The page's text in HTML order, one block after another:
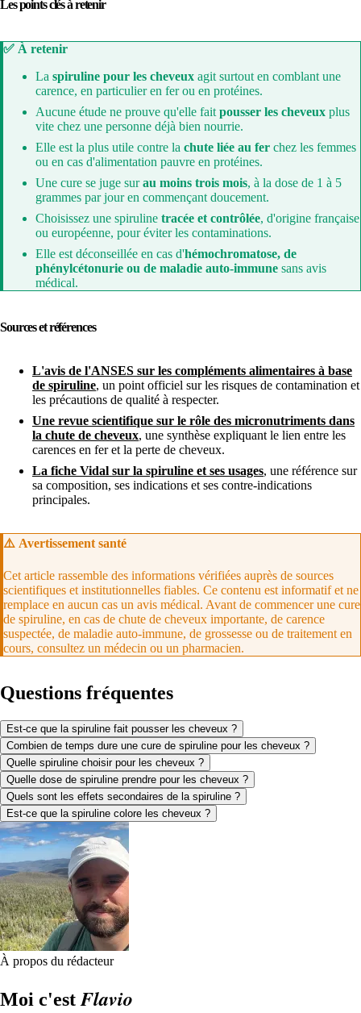
Les points clés à retenir
✅ À retenir
La spiruline pour les cheveux agit surtout en comblant une
carence, en particulier en fer ou en protéines.
Aucune étude ne prouve qu'elle fait pousser les cheveux plus
vite chez une personne déjà bien nourrie.
Elle est la plus utile contre la chute liée au fer chez les femmes
ou en cas d'alimentation pauvre en protéines.
Une cure se juge surau moins trois mois, à la dose de 1 à 5
grammes par jour en commençant doucement.
Choisissez une spiruline tracée et contrôlée, d'origine française
ou européenne, pour éviter les contaminations.
Elle est déconseillée en cas d'hémochromatose, de
phénylcétonurie ou de maladie auto-immune sans avis
médical.
Sources et références
L'avis de l'ANSES sur les compléments alimentaires à base
de spiruline, un point officiel sur les risques de contamination et
les précautions de qualité à respecter.
Une revue scientifique sur le rôle des micronutriments dans
la chute de cheveux, une synthèse expliquant le lien entre les
carences en fer et la perte de cheveux.
La fiche Vidal sur la spiruline et ses usages, une référence sur
sa composition, ses indications et ses contre-indications
principales.
⚠️ Avertissement santé
Cet article rassemble des informations vérifiées auprès de sources
scientifiques et institutionnelles fiables. Ce contenu est informatif et ne
remplace en aucun cas un avis médical. Avant de commencer une cure
de spiruline, en cas de chute de cheveux importante, de carence
suspectée, de maladie auto-immune, de grossesse ou de traitement en
cours, consultez un médecin ou un pharmacien.
Questions fréquentes
Est-ce que la spiruline fait pousser les cheveux ?
Combien de temps dure une cure de spiruline pour les cheveux ?
Quelle spiruline choisir pour les cheveux ?
Quelle dose de spiruline prendre pour les cheveux ?
Quels sont les effets secondaires de la spiruline ?
Est-ce que la spiruline colore les cheveux ?
À propos du rédacteur
Moi c'est Flavio